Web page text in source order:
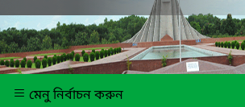
মেনু নির্বাচন করুন